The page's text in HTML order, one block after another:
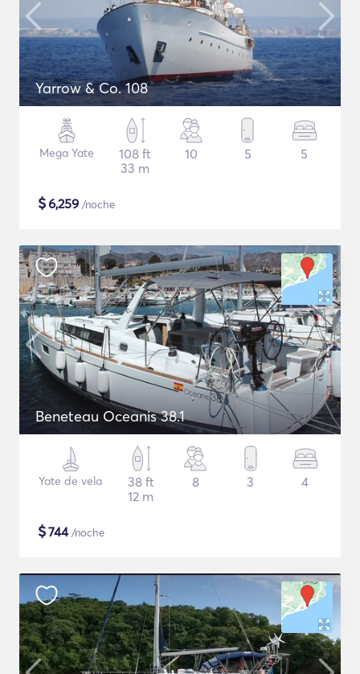
Yarrow & Co. 108
Mega Yate
108 ft
33 m
10 5 5
$6,259 /noche
Beneteau Oceanis 38.1
Yate de vela
38 ft
12 m
8 3 4
$744/noche